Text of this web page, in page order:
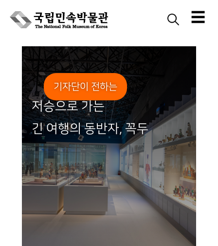
☰
Skip
content
기자단이 전하는
저승으로 가는
긴 여행의 동반자, 꼭두